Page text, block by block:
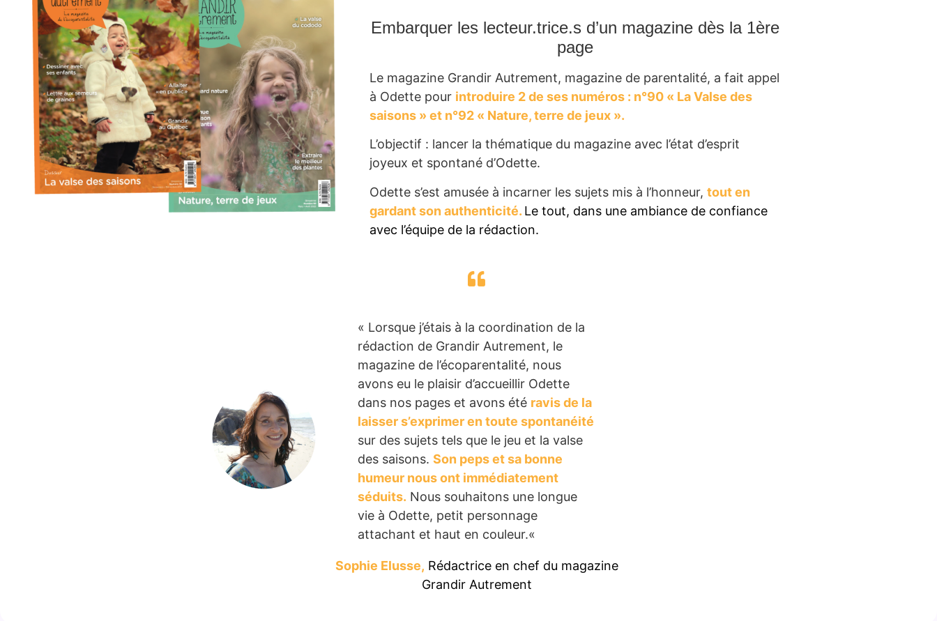
Embarquer les lecteur.trice.s d’un magazine dès la 1ère
page
Le magazine Grandir Autrement, magazine de parentalité, a fait appel
à Odette pour introduire 2 de ses numéros : n°90 « La Valse des
saisons » et n°92 « Nature, terre de jeux ».
L’objectif : lancer la thématique du magazine avec l’état d’esprit
joyeux et spontané d’Odette.
Odette s’est amusée à incarner les sujets mis à l’honneur, tout en
gardant son authenticité. Le tout, dans une ambiance de confiance
avec l’équipe de la rédaction.
« Lorsque j’étais à la coordination de la
rédaction de Grandir Autrement, le
magazine de l’écoparentalité, nous
avons eu le plaisir d’accueillir Odette
dans nos pages et avons été ravis de la
laisser s’exprimer en toute spontanéité
sur des sujets tels que le jeu et la valse
des saisons. Son peps et sa bonne
humeur nous ont immédiatement
séduits. Nous souhaitons une longue
vie à Odette, petit personnage
attachant et haut en couleur.«
Sophie Elusse, Rédactrice en chef du magazine
Grandir Autrement